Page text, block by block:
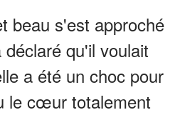
beau s'est approché
qu'il voulait
a été un choc pour
le cœur totalement